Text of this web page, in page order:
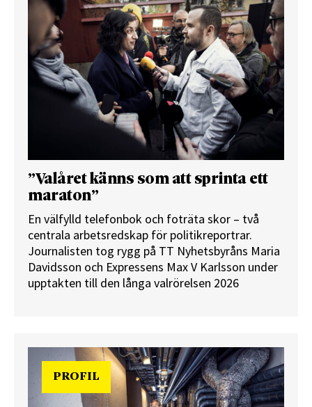
”Valåret känns som att sprinta ett
maraton”
En välfylld telefonbok och foträta skor – två
centrala arbetsredskap för politikreportrar.
Journalisten tog rygg på TT Nyhetsbyråns Maria
Davidsson och Expressens Max V Karlsson under
upptakten till den långa valrörelsen 2026
PROFIL